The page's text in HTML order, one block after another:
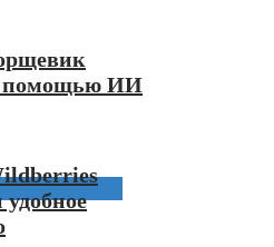
помощью ИИ